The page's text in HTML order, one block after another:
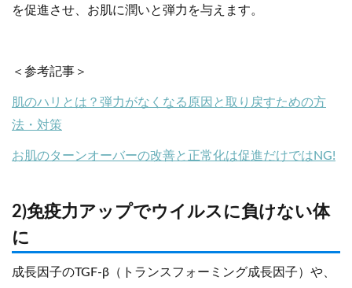
を促進させ、お肌に潤いと弾力を与えます。
＜参考記事＞
肌のハリとは？弾力がなくなる原因と取り戻すための方
法・対策
お肌のターンオーバーの改善と正常化は促進だけではNG!
2)免疫力アップでウイルスに負けない体
に
成長因子のTGF-β（トランスフォーミング成長因子）や、